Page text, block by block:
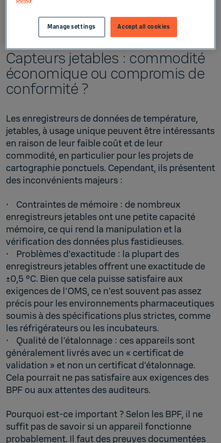
usage unique, et voyons pourquoi l'étalonnage
est si important.
Capteurs jetables : commodité
économique ou compromis de
conformité ?
Les enregistreurs de données de température,
jetables, à usage unique peuvent être intéressants
en raison de leur faible coût et de leur
commodité, en particulier pour les projets de
cartographie ponctuels. Cependant, ils présentent
des inconvénients majeurs :
• Contraintes de mémoire : de nombreux
enregistreurs jetables ont une petite capacité
mémoire, ce qui rend la manipulation et la
vérification des données plus fastidieuses.
• Problèmes d'exactitude : la plupart des
enregistreurs jetables offrent une exactitude de
±0,5 °C. Bien que cela puisse satisfaire aux
exigences de l'OMS, ce n'est souvent pas assez
précis pour les environnements pharmaceutiques
soumis à des spécifications plus strictes, comme
les réfrigérateurs ou les incubateurs.
• Qualité de l'étalonnage : ces appareils sont
généralement livrés avec un « certificat de
validation » et non un certificat d'étalonnage.
Cela pourrait ne pas satisfaire aux exigences des
BPF ou aux attentes des auditeurs.
Pourquoi est-ce important ? Selon les BPF, il ne
suffit pas de savoir si un appareil fonctionne
probablement. Il faut des preuves documentées
Accept all cookies
Manage settings